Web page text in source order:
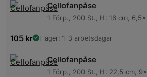
Cellofanpåse
1 Förp., 200 St., H: 16 cm,
105 kr I lager: 1-3 arbetsdagar
Cellofanpåse
1 Förp., 200 St., H: 22,5 cm,